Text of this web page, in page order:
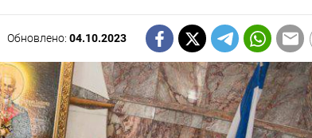
Обновлено:04.10.2023